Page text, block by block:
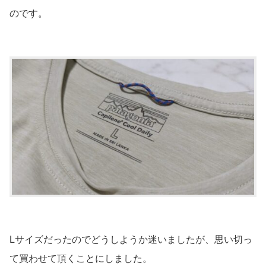
のです。
Lサイズだったのでどうしようか迷いましたが、思い切っ
て買わせて頂くことにしました。